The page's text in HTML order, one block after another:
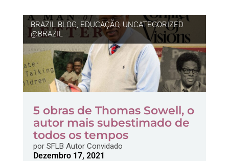
BRAZIL BLOG, EDUCAÇÃO, UNCATEGORIZED
@BRAZIL
5 obras de Thomas Sowell, o
autor mais subestimado de
todos os tempos
porSFLB Autor Convidado
Dezembro 17, 2021